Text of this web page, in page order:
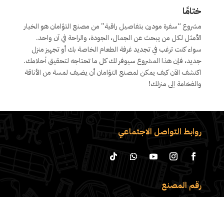
ختامًا
مشروع “سفرة مودرن بتفاصيل راقية” من مصنع التؤامان هو الخيار
الأمثل لكل من يبحث عن الجمال، الجودة، والراحة في آن واحد.
سواء كنت ترغب في تجديد غرفة الطعام الخاصة بك أو تجهيز منزل
جديد، فإن هذا المشروع سيوفر لك كل ما تحتاجه لتحقيق أحلامك.
اكتشف الآن كيف يمكن لمصنع التؤامان أن يضيف لمسة من الأناقة
والفخامة إلى منزلك!
روابط التواصل الاجتماعي
رقم المصنع